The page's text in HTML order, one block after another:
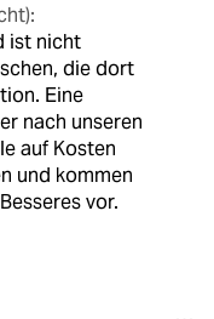
ist nicht
die dort
Eine
nach unseren
auf Kosten
und kommen
vor.